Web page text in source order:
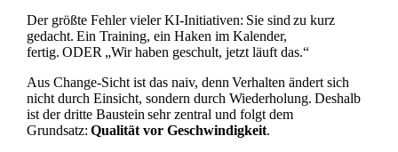
Der größte Fehler vieler KI-Initiativen: Sie sind zu kurz
gedacht. Ein Training, ein Haken im Kalender,
fertig. ODER „Wir haben geschult, jetzt läuft das.“
Aus Change-Sicht ist das naiv, denn Verhalten ändert sich
nicht durch Einsicht, sondern durch Wiederholung. Deshalb
ist der dritte Baustein sehr zentral und folgt dem
Grundsatz:Qualität vor Geschwindigkeit.